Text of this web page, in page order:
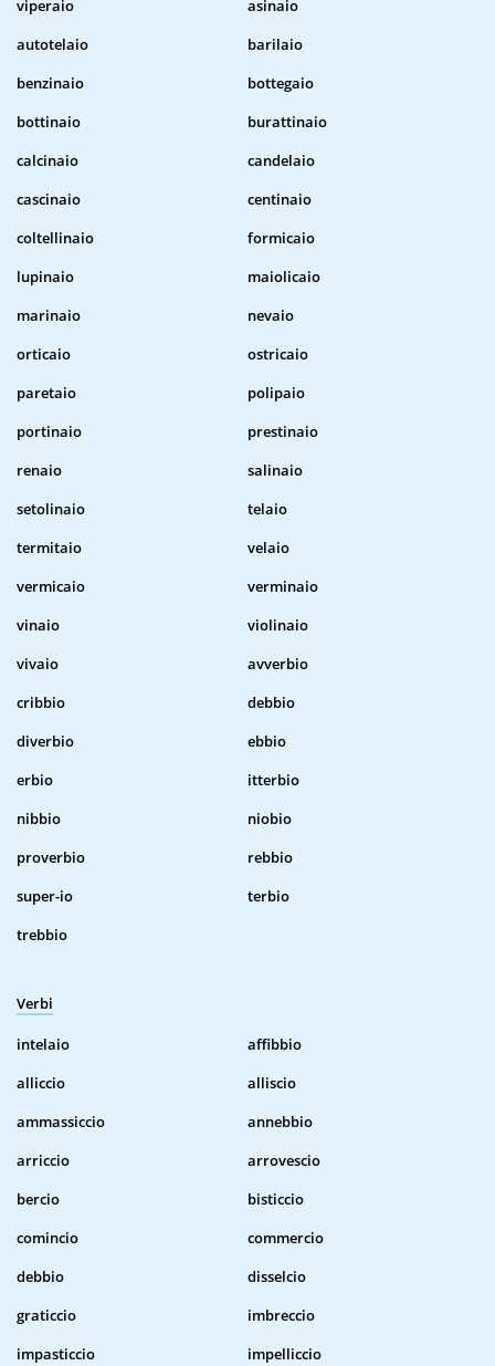
viperaio
asinaio
autotelaio
barilaio
benzinaio
bottegaio
bottinaio
burattinaio
calcinaio
candelaio
cascinaio
centinaio
coltellinaio
formicaio
lupinaio
maiolicaio
marinaio
nevaio
orticaio
ostricaio
paretaio
polipaio
portinaio
prestinaio
renaio
salinaio
setolinaio
telaio
termitaio
velaio
vermicaio
verminaio
vinaio
violinaio
vivaio
avverbio
cribbio
debbio
diverbio
ebbio
erbio
itterbio
nibbio
niobio
proverbio
rebbio
super-io
terbio
trebbio
Verbi
intelaio
affibbio
alliccio
alliscio
ammassiccio
annebbio
arriccio
arrovescio
bercio
bisticcio
comincio
commercio
debbio
disselcio
graticcio
imbreccio
impasticcio
impelliccio